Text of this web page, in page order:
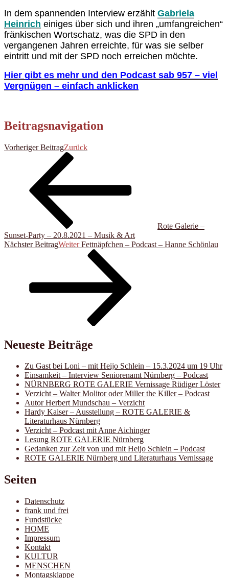
In dem spannenden Interview erzählt Gabriela
Heinrich einiges über sich und ihren „umfangreichen“
fränkischen Wortschatz, was die SPD in den
vergangenen Jahren erreichte, für was sie selber
eintritt und mit der SPD noch erreichen möchte.
Hier gibt es mehr und den Podcast sab 957 – viel
Vergnügen – einfach anklicken
Beitragsnavigation
Vorheriger BeitragZurück
Rote Galerie –
Sunset-Party – 20.8.2021 – Musik & Art
Nächster BeitragWeiter Fettnäpfchen – Podcast – Hanne Schönlau
Neueste Beiträge
Zu Gast bei Loni – mit Heijo Schlein – 15.3.2024 um 19 Uhr
Einsamkeit – Interview Seniorenamt Nürnberg – Podcast
NÜRNBERG ROTE GALERIE Vernissage Rüdiger Löster
Verzicht – Walter Molitor oder Miller the Killer – Podcast
Autor Herbert Mundschau – Verzicht
Hardy Kaiser – Ausstellung – ROTE GALERIE &
Literaturhaus Nürnberg
Verzicht – Podcast mit Anne Aichinger
Lesung ROTE GALERIE Nürnberg
Gedanken zur Zeit von und mit Heijo Schlein – Podcast
ROTE GALERIE Nürnberg und Literaturhaus Vernissage
Seiten
Datenschutz
frank und frei
Fundstücke
HOME
Impressum
Kontakt
KULTUR
MENSCHEN
Montagsklappe